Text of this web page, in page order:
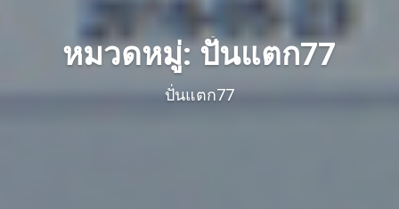
หมวดหมู่: ปั่นแตก77
ปั่นแตก77